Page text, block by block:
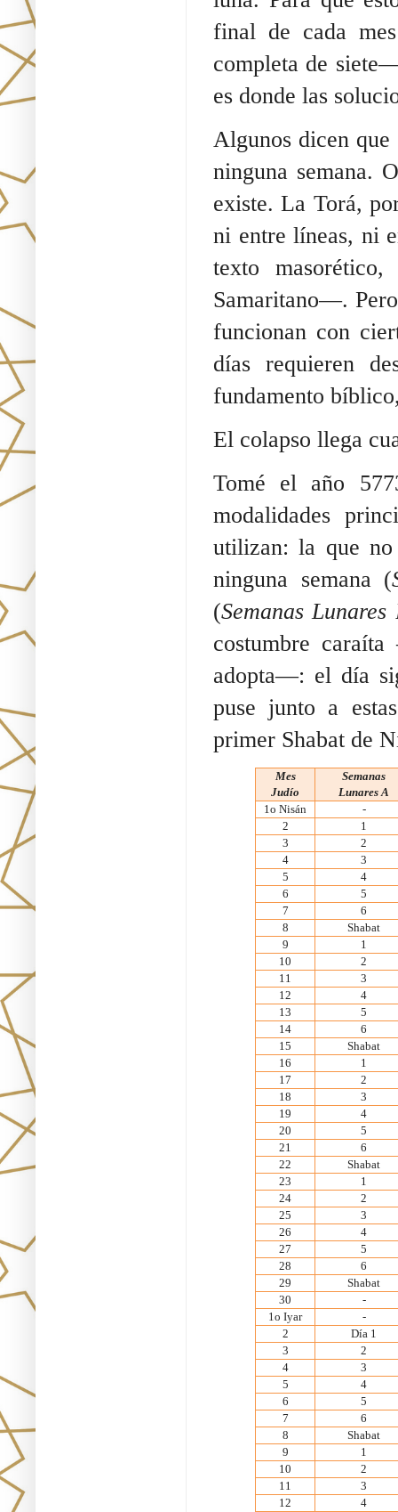
final de cada
completa de
es donde las
Algunos dicen
ninguna semana.
existe. La Torá,
ni entre líneas, ni
texto
Samaritano—.
funcionan con
días requieren
fundamento
El colapso llega
Tomé el año
modalidades
utilizan: la que
ninguna semana (
(Semanas Lunares
costumbre
adopta—: el día
puse junto a
primer Shabat de
Mes
Judío
Semanas
Lunares A
1o Nisán
-
2
1
3
2
4
3
5
4
6
5
7
6
8
Shabat
9
1
10
2
11
3
12
4
13
5
14
6
15
Shabat
16
1
17
2
18
3
19
4
20
5
21
6
22
Shabat
23
1
24
2
25
3
26
4
27
5
28
6
29
Shabat
30
-
1o Iyar
-
2
Día 1
3
2
4
3
5
4
6
5
7
6
8
Shabat
9
1
10
2
11
3
12
4